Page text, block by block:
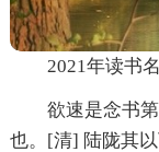
2021年读书
欲速是念书
也。[清] 陆陇其